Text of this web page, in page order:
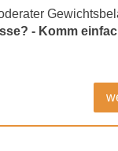
- Komm